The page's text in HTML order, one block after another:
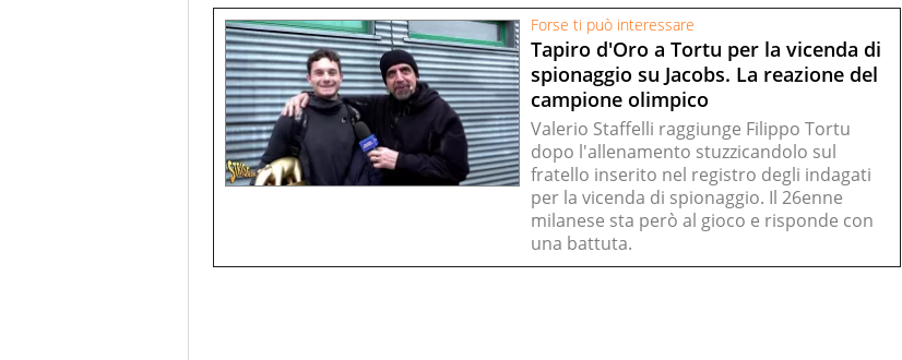
Forse ti può interessare
Tapiro d'Oro a Tortu per la vicenda di
spionaggio su Jacobs. La reazione del
campione olimpico
Valerio Staffelli raggiunge Filippo Tortu
dopo l'allenamento stuzzicandolo sul
fratello inserito nel registro degli indagati
per la vicenda di spionaggio. Il 26enne
milanese sta però al gioco e risponde con
una battuta.